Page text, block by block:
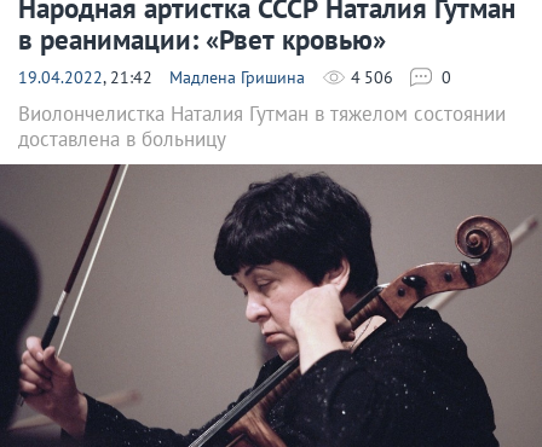
Народная артистка СССР Наталия Гутман
в реанимации: «Рвет кровью»
19.04.2022, 21:42 Мадлена Гришина 4 506 0
Виолончелистка Наталия Гутман в тяжелом состоянии
доставлена в больницу